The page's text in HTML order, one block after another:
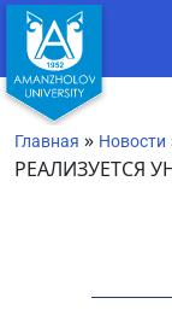
Главная » Новости
РЕАЛИЗУЕТСЯ